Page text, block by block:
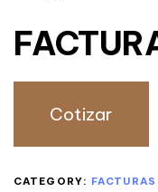
Cotizar
CATEGORY: FACTURAS